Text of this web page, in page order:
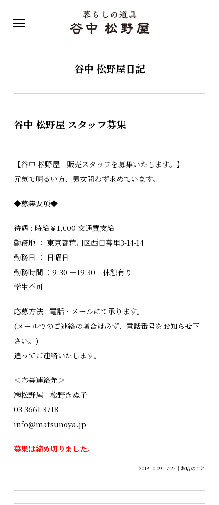
谷中 松野屋日記
谷中 松野屋 スタッフ募集
【谷中 松野屋 販売スタッフを募集いたします。】
元気で明るい方、男女問わず求めています。
◆募集要項◆
待遇 : 時給￥1,000 交通費支給
勤務地 ： 東京都荒川区西日暮里3-14-14
勤務日 ： 日曜日
勤務時間 ：9:30 －19:30 休憩有り
学生不可
応募方法 : 電話・メールにて承ります。
(メールでのご連絡の場合は必ず、電話番号をお知らせ下
さい。)
追ってご連絡いたします。
＜応募連絡先＞
㈱松野屋 松野きぬ子
03-3661-8718
info@matsunoya.jp
募集は締め切りました。
2018-10-09 17:23 お店のこと